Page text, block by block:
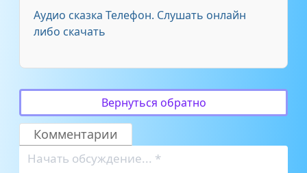
Аудио сказка Телефон. Слушать онлайн
либо скачать
Вернуться обратно
Комментарии